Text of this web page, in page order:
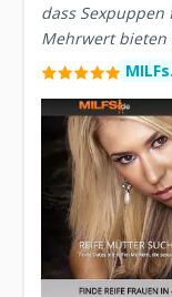
dass
Mehrwert bieten